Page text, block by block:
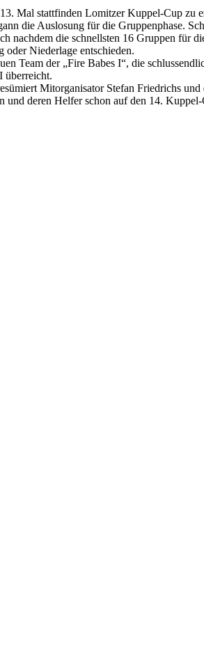
Mal stattfinden Lomitzer Kuppel-Cup zu
die Auslosung für die Gruppenphase.
nachdem die schnellsten 16 Gruppen für
Niederlage entschieden.
Team der „Fire Babes I“, die
überreicht.
Mitorganisator Stefan Friedrichs
deren Helfer schon auf den 14.